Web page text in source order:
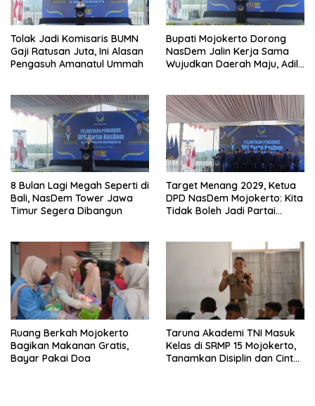
Tolak Jadi Komisaris BUMN
Gaji Ratusan Juta, Ini Alasan
Pengasuh Amanatul Ummah
Bupati Mojokerto Dorong
NasDem Jalin Kerja Sama
Wujudkan Daerah Maju, Adil,
8 Bulan Lagi Megah Seperti di
Bali, NasDem Tower Jawa
Timur Segera Dibangun
Target Menang 2029, Ketua
DPD NasDem Mojokerto: Kita
Tidak Boleh Jadi Partai
Ruang Berkah Mojokerto
Bagikan Makanan Gratis,
Bayar Pakai Doa
Taruna Akademi TNI Masuk
Kelas di SRMP 15 Mojokerto,
Tanamkan Disiplin dan Cinta